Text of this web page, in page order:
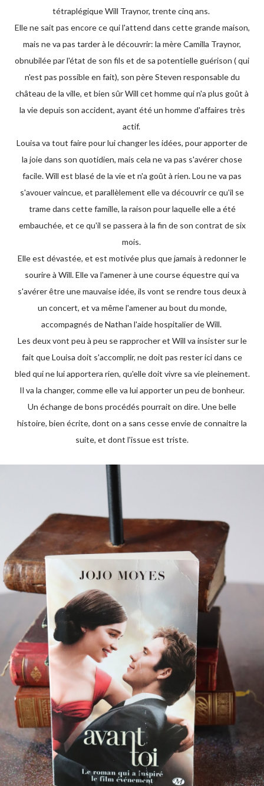
tétraplégique Will Traynor, trente cinq ans.
Elle ne sait pas encore ce qui l'attend dans cette grande maison,
mais ne va pas tarder à le découvrir: la mère Camilla Traynor,
obnubilée par l'état de son fils et de sa potentielle guérison ( qui
n'est pas possible en fait), son père Steven responsable du
château de la ville, et bien sûr Will cet homme qui n'a plus goût à
la vie depuis son accident, ayant été un homme d'affaires très
actif.
Louisa va tout faire pour lui changer les idées, pour apporter de
la joie dans son quotidien, mais cela ne va pas s'avérer chose
facile. Will est blasé de la vie et n'a goût à rien. Lou ne va pas
s'avouer vaincue, et parallèlement elle va découvrir ce qu'il se
trame dans cette famille, la raison pour laquelle elle a été
embauchée, et ce qu'il se passera à la fin de son contrat de six
mois.
Elle est dévastée, et est motivée plus que jamais à redonner le
sourire à Will. Elle va l'amener à une course équestre qui va
s'avérer être une mauvaise idée, ils vont se rendre tous deux à
un concert, et va même l'amener au bout du monde,
accompagnés de Nathan l'aide hospitalier de Will.
Les deux vont peu à peu se rapprocher et Will va insister sur le
fait que Louisa doit s'accomplir, ne doit pas rester ici dans ce
bled qui ne lui apportera rien, qu'elle doit vivre sa vie pleinement.
Il va la changer, comme elle va lui apporter un peu de bonheur.
Un échange de bons procédés pourrait on dire. Une belle
histoire, bien écrite, dont on a sans cesse envie de connaitre la
suite, et dont l'issue est triste.